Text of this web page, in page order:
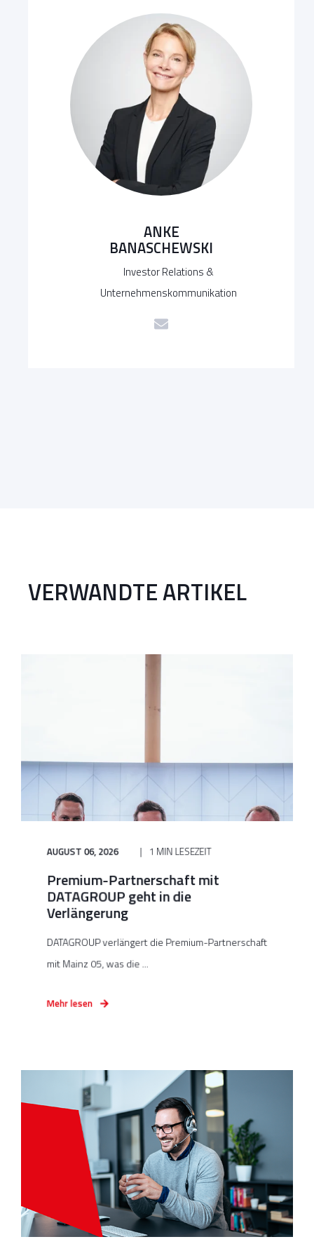
ANKE
BANASCHEWSKI
Investor Relations &
Unternehmenskommunikation
VERWANDTE ARTIKEL
AUGUST 06, 2026 1 MIN LESEZEIT
Premium-Partnerschaft mit
DATAGROUP geht in die
Verlängerung
DATAGROUP verlängert die Premium-Partnerschaft
mit Mainz 05, was die ...
Mehr lesen